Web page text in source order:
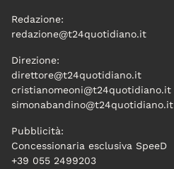
Redazione:
redazione@t24quotidiano.it
Direzione:
direttore@t24quotidiano.it
cristianomeoni@t24quotidiano.it
simonabandino@t24quotidiano.it
Pubblicità:
Concessionaria esclusiva SpeeD
+39 055 2499203